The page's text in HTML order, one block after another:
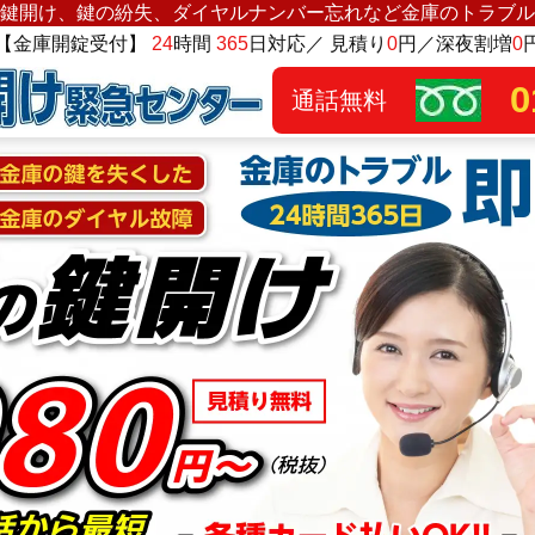
開け、鍵の紛失、ダイヤルナンバー忘れなど金庫のトラブ
金庫開錠受付】 24時間 365日対応／ 見積り 0円／深夜割増0
通話無料